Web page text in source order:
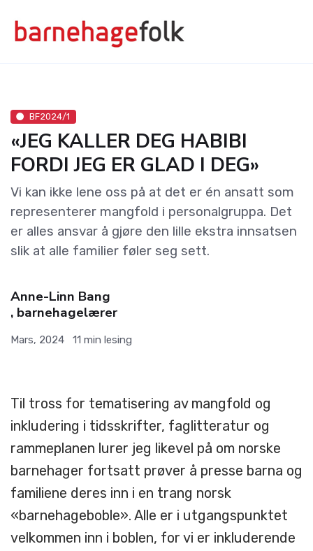
BF2024/1
«JEG KALLER DEG HABIBI
FORDI JEG ER GLAD I DEG»
Vi kan ikke lene oss på at det er én ansatt som
representerer mangfold i personalgruppa. Det
er alles ansvar å gjøre den lille ekstra innsatsen
slik at alle familier føler seg sett.
Anne-Linn Bang
, barnehagelærer
Mars, 2024 11 min lesing
Til tross for tematisering av mangfold og
inkludering i tidsskrifter, faglitteratur og
rammeplanen lurer jeg likevel på om norske
barnehager fortsatt prøver å presse barna og
familiene deres inn i en trang norsk
«barnehageboble». Alle er i utgangspunktet
velkommen inn i boblen, for vi er inkluderende